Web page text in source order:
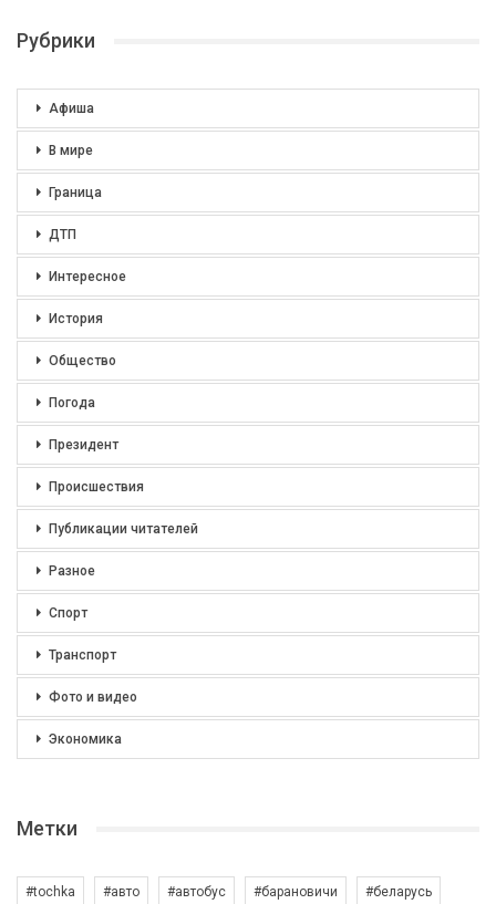
Рубрики
Афиша
В мире
Граница
ДТП
Интересное
История
Общество
Погода
Президент
Происшествия
Публикации читателей
Разное
Спорт
Транспорт
Фото и видео
Экономика
Метки
#tochka #авто #автобус #барановичи #беларусь